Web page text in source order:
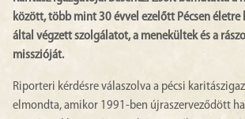
között, több mint 30 évvel ezelőtt Pécsen életre
által végzett szolgálatot, a menekültek és a
misszióját.
Riporteri kérdésre válaszolva a pécsi
elmondta, amikor 1991-ben újraszerveződött